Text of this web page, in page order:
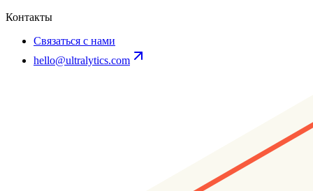
Контакты
Связаться с нами
hello@ultralytics.com